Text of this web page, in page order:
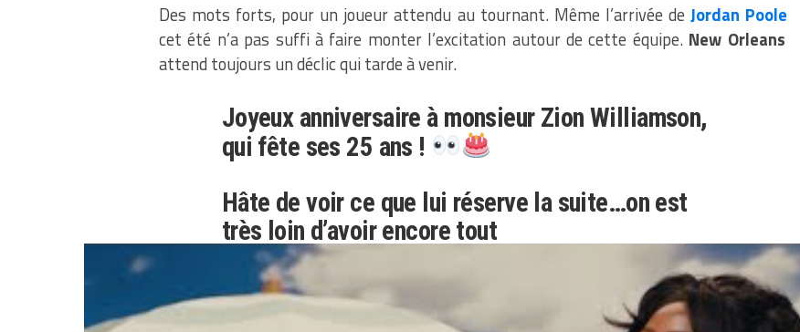
Des mots forts, pour un joueur attendu au tournant. Même l’arrivée de Jordan Poole
cet été n’a pas suffi à faire monter l’excitation autour de cette équipe. New Orleans
attend toujours un déclic qui tarde à venir.
Joyeux anniversaire à monsieur Zion Williamson,
qui fête ses 25 ans !
Hâte de voir ce que lui réserve la suite…on est
très loin d’avoir encore tout
pic.twitter.com/6PK0lo4QCN
— 50 Nuances
(@50NuancesDeNBA)July